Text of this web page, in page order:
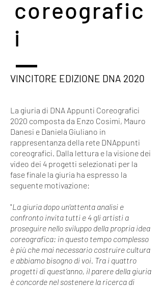
coreografic
i
VINCITORE EDIZIONE DNA 2020
La giuria di DNA Appunti Coreografici
2020 composta da Enzo Cosimi, Mauro
Danesi e Daniela Giuliano in
rappresentanza della rete DNAppunti
coreografici. Dalla lettura e la visione dei
video dei 4 progetti selezionati per la
fase finale la giuria ha espresso la
seguente motivazione:
"La giuria dopo un'attenta analisi e
confronto invita tutti e 4 gli artisti a
proseguire nello sviluppo della propria idea
coreografica: in questo tempo complesso
è più che mai necessario costruire cultura
e abbiamo bisogno di voi. Tra i quattro
progetti di quest’anno, il parere della giuria
è concorde nel sostenere la ricerca di